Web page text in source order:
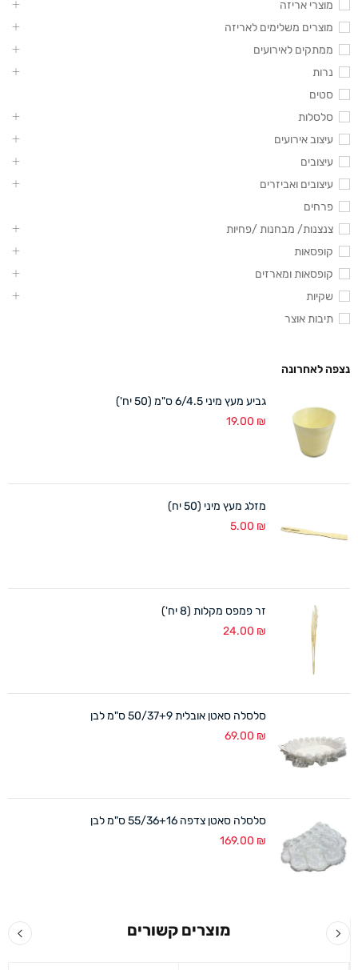
מוצרי אריזה
מוצרים משלימים לאריזה
ממתקים לאירועים
נרות
סטים
סלסלות
עיצוב אירועים
עיצובים
עיצובים ואביזרים
פרחים
צנצנות/ מבחנות /פחיות
קופסאות
קופסאות ומארזים
שקיות
תיבות אוצר
נצפה לאחרונה
גביע מעץ מיני 6/4.5 ס"מ (50 יח')
19.00 ₪
מזלג מעץ מיני (50 יח)
5.00 ₪
זר פמפס מקלות (8 יח')
24.00 ₪
סלסלה סאטן אובלית 50/37+9 ס"מ לבן
69.00 ₪
סלסלה סאטן צדפה 55/36+16 ס"מ לבן
169.00 ₪
מוצרים קשורים